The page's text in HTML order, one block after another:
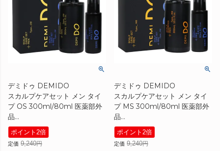
デミドゥ DEMIDO
スカルプケアセット メン タイ
プ OS 300ml/80ml 医薬部外
品
[ シャンプー ]
ポイント2倍
定価 9,240
デミドゥ DEMIDO
スカルプケアセット メン タイ
プ MS 300ml/80ml 医薬部外
品
[ シャンプー ]
ポイント2倍
定価 9,240